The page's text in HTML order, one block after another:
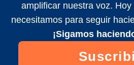
amplificar nuestra voz.
necesitamos para seguir
¡Sigamos